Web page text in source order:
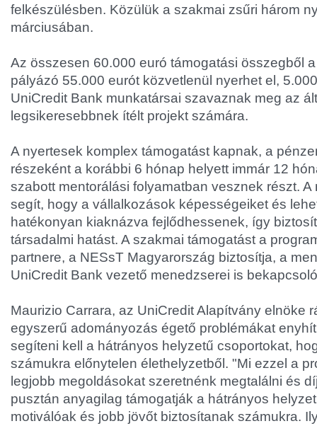
felkészülésben. Közülük a szakmai zsűri három
márciusában.
Az összesen 60.000 euró támogatási összegből
pályázó 55.000 eurót közvetlenül nyerhet el,
UniCredit Bank munkatársai szavaznak meg az
legsikeresebbnek ítélt projekt számára.
A nyertesek komplex támogatást kapnak, a
részeként a korábbi 6 hónap helyett immár 12
szabott mentorálási folyamatban vesznek részt. A
segít, hogy a vállalkozások képességeiket és
hatékonyan kiaknázva fejlődhessenek, így
társadalmi hatást. A szakmai támogatást a
partnere, a NESsT Magyarország biztosítja, a
UniCredit Bank vezető menedzserei is
Maurizio Carrara, az UniCredit Alapítvány elnöke
egyszerű adományozás égető problémákat
segíteni kell a hátrányos helyzetű csoportokat,
számukra előnytelen élethelyzetből. "Mi ezzel a
legjobb megoldásokat szeretnénk megtalálni és
pusztán anyagilag támogatják a hátrányos
motiválóak és jobb jövőt biztosítanak számukra.